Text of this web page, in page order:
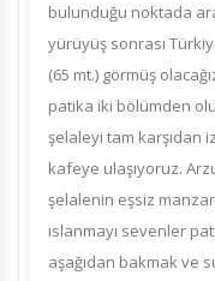
bulunduğu noktada
yürüyüş sonrası
(65 mt.) görmüş
patika iki bölümden
şelaleyi tam karşıdan
kafeye ulaşıyoruz.
şelalenin eşsiz
ıslanmayı sevenler
aşağıdan bakmak ve